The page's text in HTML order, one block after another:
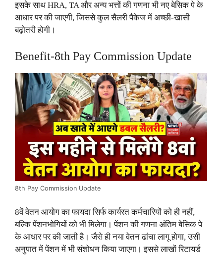
इसके साथ HRA, TA और अन्य भत्तों की गणना भी नए बेसिक पे के
आधार पर की जाएगी, जिससे कुल सैलरी पैकेज में अच्छी-खासी
बढ़ोतरी होगी।
Benefit-8th Pay Commission Update
8th Pay Commission Update
8वें वेतन आयोग का फायदा सिर्फ कार्यरत कर्मचारियों को ही नहीं,
बल्कि पेंशनभोगियों को भी मिलेगा। पेंशन की गणना अंतिम बेसिक पे
के आधार पर की जाती है। जैसे ही नया वेतन ढांचा लागू होगा, उसी
अनुपात में पेंशन में भी संशोधन किया जाएगा। इससे लाखों रिटायर्ड